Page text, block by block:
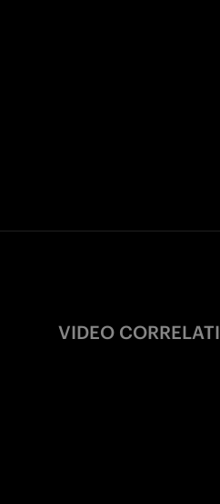
VIDEO CORRELATI